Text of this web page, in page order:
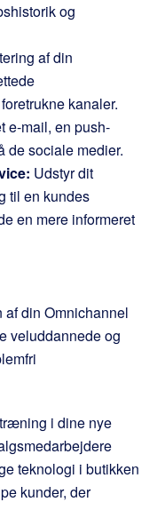
og
af din
kanaler.
e-mail, en push-
de sociale medier.
Udstyr dit
til en kundes
en mere informeret
din Omnichannel
veluddannede og
i dine nye
teknologi i butikken
kunder, der